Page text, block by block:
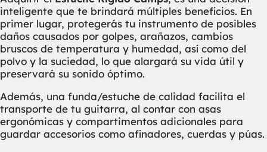
inteligente que te brindará múltiples beneficios. En
primer lugar, protegerás tu instrumento de posibles
daños causados por golpes, arañazos, cambios
bruscos de temperatura y humedad, así como del
polvo y la suciedad, lo que alargará su vida útil y
preservará su sonido óptimo.
Además, una funda/estuche de calidad facilita el
transporte de tu guitarra, al contar con asas
ergonómicas y compartimentos adicionales para
guardar accesorios como afinadores, cuerdas y púas.